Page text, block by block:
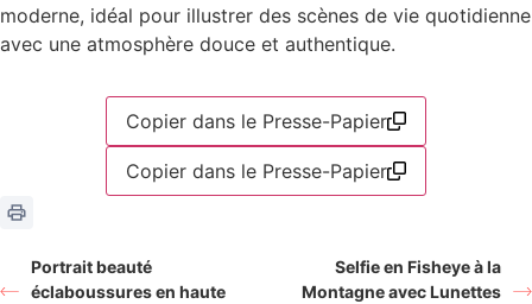
moderne, idéal pour illustrer des scènes de vie quotidienne
avec une atmosphère douce et authentique.
Copier dans le Presse-Papier
Copier dans le Presse-Papier
Portrait beauté
éclaboussures en haute
Selfie en Fisheye à la
Montagne avec Lunettes